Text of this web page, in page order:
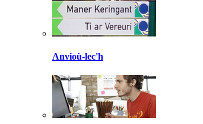
Anvioù-lec'h